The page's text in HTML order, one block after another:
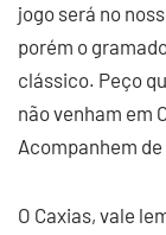
jogo será no
porém o
clássico. Peço
não venham em
Acompanhem
O Caxias, vale